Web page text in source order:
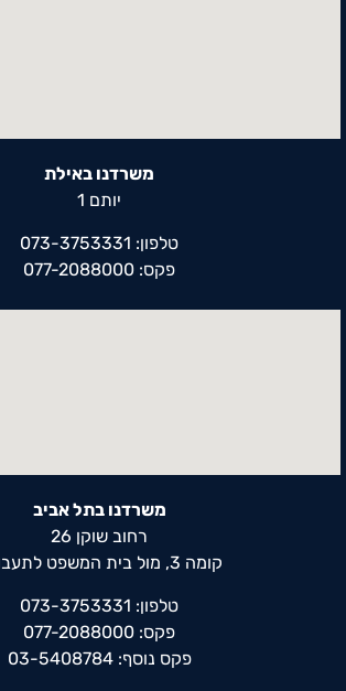
משרדנו באילת
יותם 1
טלפון: 073-3753331
פקס: 077-2088000
משרדנו בתל אביב
רחוב שוקן 26
קומה 3, מול בית המשפט לתעבורה
טלפון: 073-3753331
פקס: 077-2088000
פקס נוסף: 03-5408784